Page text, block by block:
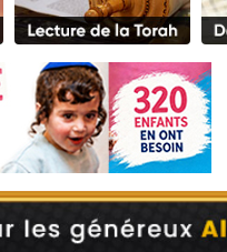
la jambe de Yohan
: pauvres d'Israel